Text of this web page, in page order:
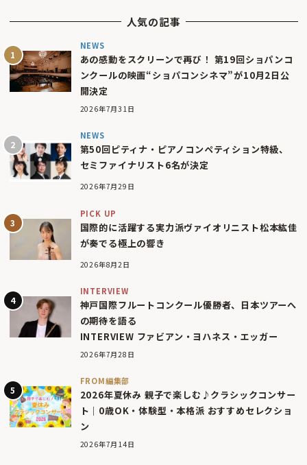
人気の記事
NEWS
あの感動をスクリーンで再び！ 第19回ショパンコ
ンクールの映画“ショパコンシネマ”が10月2日公
開決定
2026年7月31日
NEWS
第50回ピティナ・ピアノコンペティション特級、
セミファイナリスト6名が決定
2026年7月29日
PICK UP
国際的に活躍する実力派ヴァイオリニスト松本紘佳
が奏でる極上の響き
2026年8月2日
INTERVIEW
神戸国際フルートコンクール優勝者、日本ツアーへ
の期待を語る
INTERVIEW ファビアン・ヨハネス・エッガー
2026年7月28日
FROM編集部
2026年夏休み 親子で楽しむ♪クラシックコンサー
ト｜0歳OK・体験型・本格派 おすすめセレクショ
ン
2026年7月14日